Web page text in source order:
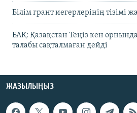
Білім грант иегерлерінің тізімі
БАҚ: Қазақстан Теңіз кен
талабы сақталмаған дейді
ЖАЗЫЛЫҢЫЗ